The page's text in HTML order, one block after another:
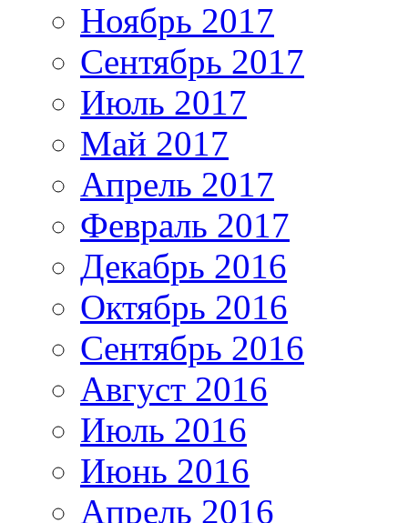
Ноябрь 2017
Сентябрь 2017
Июль 2017
Май 2017
Апрель 2017
Февраль 2017
Декабрь 2016
Октябрь 2016
Сентябрь 2016
Август 2016
Июль 2016
Июнь 2016
Апрель 2016